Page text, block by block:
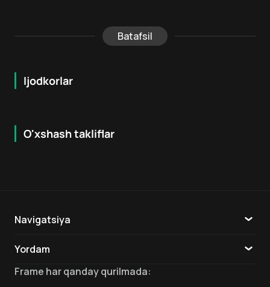
Batafsil
Ijodkorlar
O'xshash takliflar
16 + 7.9
Navigatsiya
Yordam
Aloqa
Frame har qanday qurilmada: